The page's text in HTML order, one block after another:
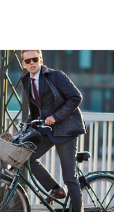
ЛГБТК+